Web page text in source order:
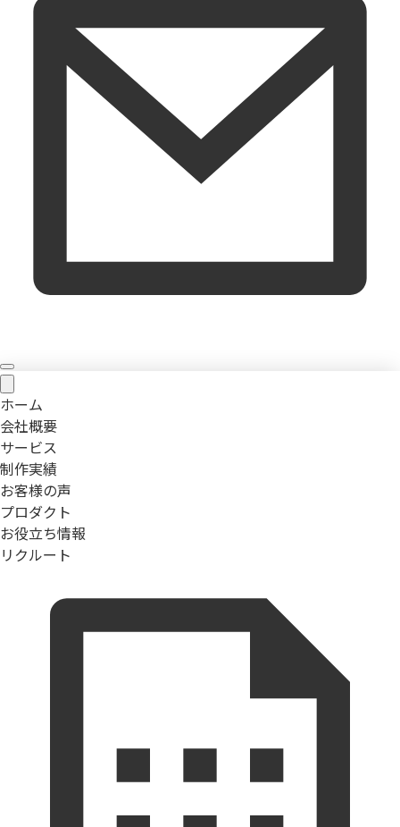
ホーム
会社概要
サービス
制作実績
お客様の声
プロダクト
お役立ち情報
リクルート